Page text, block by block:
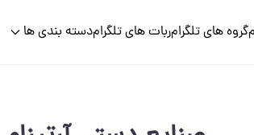
گروه های تلگرامربات های تلگرامدسته بندی ها